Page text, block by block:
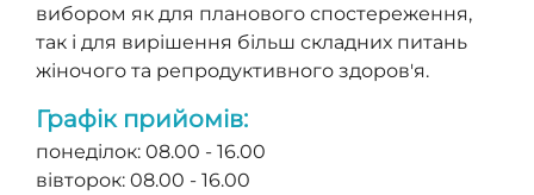
вибором як для планового спостереження,
так і для вирішення більш складних питань
жіночого та репродуктивного здоров'я.
Графік прийомів:
понеділок: 08.00 - 16.00
вівторок: 08.00 - 16.00